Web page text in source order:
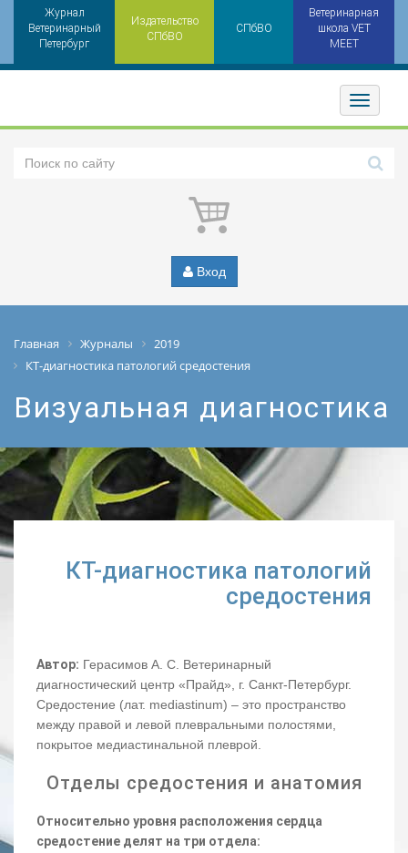
Журнал
Ветеринарный
Петербург
Издательство
СПбВО
СПбВО
Ветеринарная
школа VET
MEET
Toggler
Вход
Главная Журналы
2019
КТ-диагностика патологий средостения
Визуальная диагностика
КТ-диагностика патологий
средостения
Автор: Герасимов А. С. Ветеринарный
диагностический центр «Прайд», г. Санкт-Петербург.
Средостение (лат. mediastinum) – это пространство
между правой и левой плевральными полостями,
покрытое медиастинальной плеврой.
Отделы средостения и анатомия
Относительно уровня расположения сердца
средостение делят на три отдела: